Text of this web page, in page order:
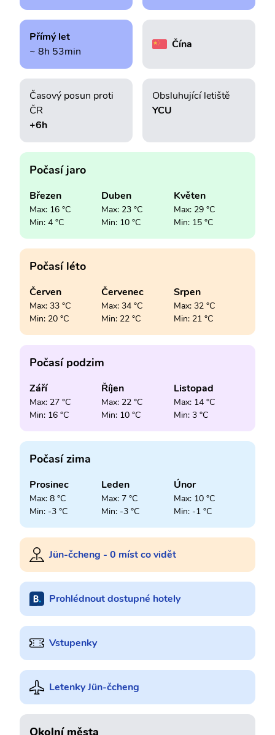
Přímý let
~ 8h 53min
Čína
Časový posun proti
ČR
+6h
Obsluhující letiště
YCU
Počasí jaro
Březen
Max: 16 °C
Min: 4 °C
Duben
Max: 23 °C
Min: 10 °C
Květen
Max: 29 °C
Min: 15 °C
Počasí léto
Červen
Max: 33 °C
Min: 20 °C
Červenec
Max: 34 °C
Min: 22 °C
Srpen
Max: 32 °C
Min: 21 °C
Počasí podzim
Září
Max: 27 °C
Min: 16 °C
Říjen
Max: 22 °C
Min: 10 °C
Listopad
Max: 14 °C
Min: 3 °C
Počasí zima
Prosinec
Max: 8 °C
Min: -3 °C
Leden
Max: 7 °C
Min: -3 °C
Únor
Max: 10 °C
Min: -1 °C
Jün-čcheng - 0 míst co vidět
Prohlédnout dostupné hotely
Vstupenky
Letenky Jün-čcheng
Okolní města